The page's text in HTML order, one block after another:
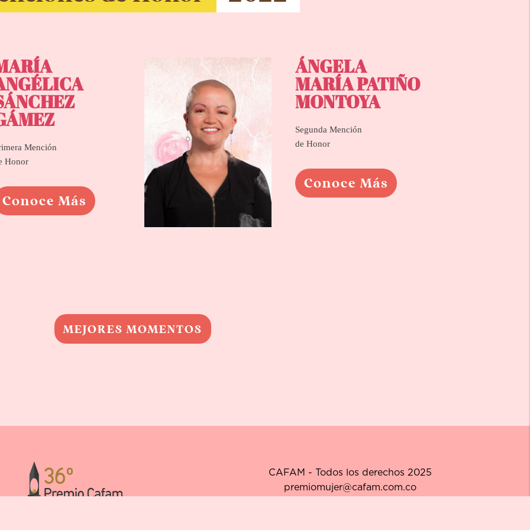
Mención
Honor
Conoce Más
ÁNGELA
MARÍA PATIÑO
MONTOYA
Segunda Mención
de Honor
Conoce Más
MEJORES MOMENTOS
CAFAM - Todos los derechos 2025
premiomujer@cafam.com.co